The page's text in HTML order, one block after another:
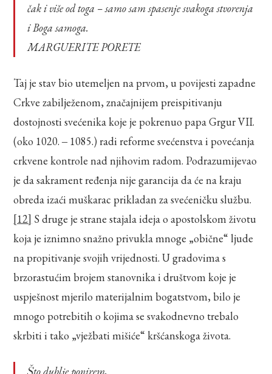
čak i više od toga – samo sam spasenje svakoga stvorenja
i Boga samoga.
MARGUERITE PORETE
Taj je stav bio utemeljen na prvom, u povijesti zapadne
Crkve zabilježenom, značajnijem preispitivanju
dostojnosti svećenika koje je pokrenuo papa Grgur VII.
(oko 1020. ‒ 1085.) radi reforme svećenstva i povećanja
crkvene kontrole nad njihovim radom. Podrazumijevao
je da sakrament ređenja nije garancija da će na kraju
obreda izaći muškarac prikladan za svećeničku službu.
[12] S druge je strane stajala ideja o apostolskom životu
koja je iznimno snažno privukla mnoge „obične“ ljude
na propitivanje svojih vrijednosti. U gradovima s
brzorastućim brojem stanovnika i društvom koje je
uspješnost mjerilo materijalnim bogatstvom, bilo je
mnogo potrebitih o kojima se svakodnevno trebalo
skrbiti i tako „vježbati mišiće“ kršćanskoga života.
Što dublje ponirem,